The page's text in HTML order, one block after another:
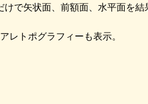
けで矢状面、前額面、水平面を結
レトポグラフィーも表示。